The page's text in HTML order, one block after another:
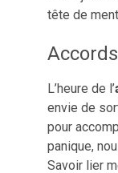
tête de
L’heure de l’
envie de
pour
panique,
Savoir lier